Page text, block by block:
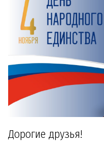
Дорогие друзья!